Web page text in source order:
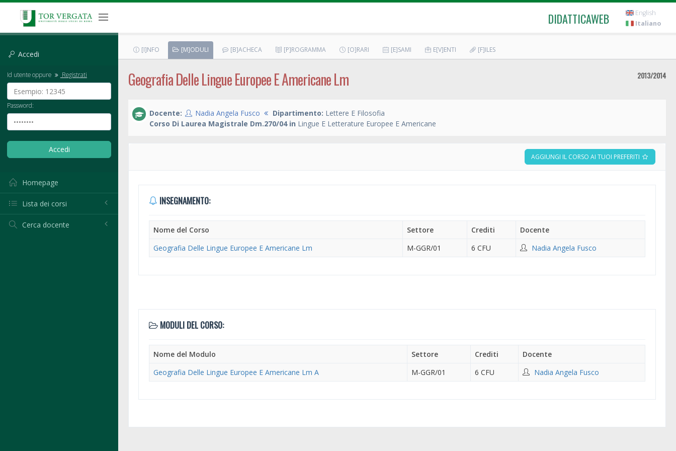
DIDATTICAWEB
English
Italiano
Accedi
Id utente oppure Registrati
Password:
Homepage
Lista dei corsi
Cerca docente
[I]NFO [M]ODULI [B]ACHECA [P]ROGRAMMA [O]RARI [E]SAMI E[V]ENTI [F]ILES
Geografia Delle Lingue Europee E Americane Lm 2013/2014
Docente: Nadia Angela Fusco Dipartimento: Lettere E Filosofia
Corso Di Laurea Magistrale Dm.270/04 in Lingue E Letterature Europee E Americane
AGGIUNGI IL CORSO AI TUOI PREFERITI
INSEGNAMENTO:
Nome del Corso Settore Crediti
Docente
Geografia Delle Lingue Europee E Americane Lm
M-GGR/01 6 CFU Nadia Angela Fusco
MODULI DEL CORSO:
Nome del Modulo Settore Crediti
Docente
Geografia Delle Lingue Europee E Americane Lm A
M-GGR/01 6 CFU Nadia Angela Fusco